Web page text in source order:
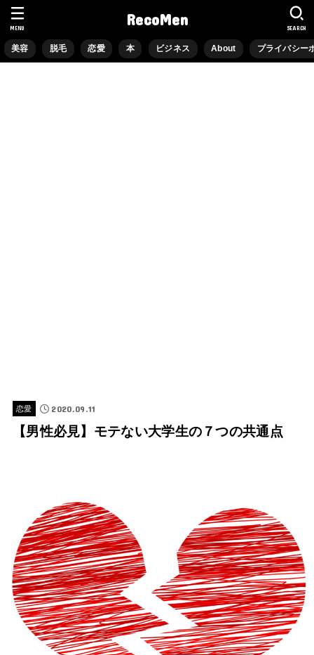
RecoMen
美容 脱毛 恋愛 本 ビジネス About プライバシー
SEARCH
MENU
恋愛 2020.09.11
【男性必見】モテない大学生の７つの共通点